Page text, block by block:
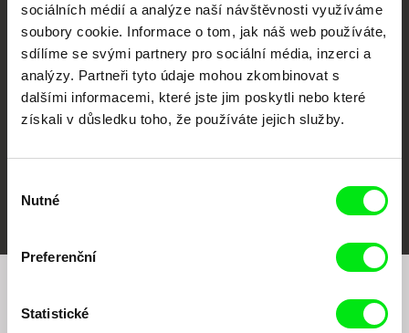
sociálních médií a analýze naší návštěvnosti využíváme
soubory cookie. Informace o tom, jak náš web používáte,
sdílíme se svými partnery pro sociální média, inzerci a
analýzy. Partneři tyto údaje mohou zkombinovat s
dalšími informacemi, které jste jim poskytli nebo které
získali v důsledku toho, že používáte jejich služby.
souhlasu
Nutné
Preferenční
Statistické
CPH:DOX Doclisboa
Millennium Docs
Against Gravity
DOK Leipzig
Chcete být pravidelně informováni o našem